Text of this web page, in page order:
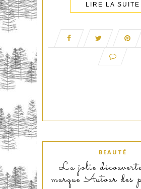
LIRE LA SUITE
BEAUTÉ
La jolie
marque Autour des